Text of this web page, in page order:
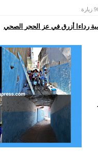
رداءا أزرق في عز الحجر الصحي